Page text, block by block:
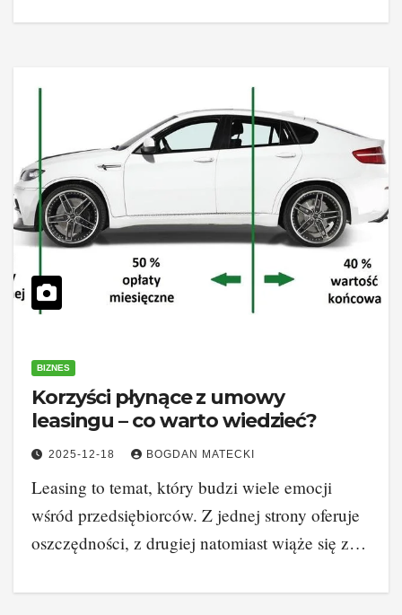
BIZNES
Korzyści płynące z umowy
leasingu – co warto wiedzieć?
2025-12-18 BOGDAN MATECKI
Leasing to temat, który budzi wiele emocji
wśród przedsiębiorców. Z jednej strony oferuje
oszczędności, z drugiej natomiast wiąże się z…